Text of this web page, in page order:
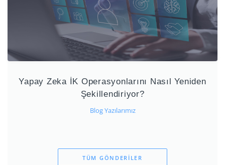
Yapay Zeka İK Operasyonlarını Nasıl Yeniden
Şekillendiriyor?
Blog Yazılarımız
TÜM GÖNDERILER